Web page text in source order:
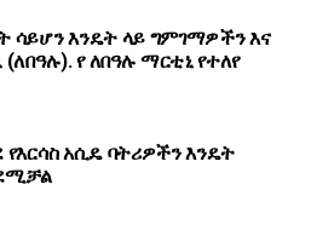
ሳይሆን እንዴት ላይ ግምገማዎችን እና
የ ለበዓሉ ማርቲኒ የተለየ
የእርሳስ አሲዴ ባትሪዎችን እንዴት